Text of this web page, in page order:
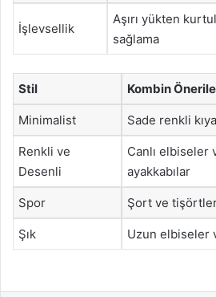
İşlevsellik
Aşırı yükten
sağlama
Stil Kombin
Minimalist Sade renkli
Renkli ve
Desenli
Canlı elbiseler
ayakkabılar
Spor Şort ve
Şık Uzun elbiseler